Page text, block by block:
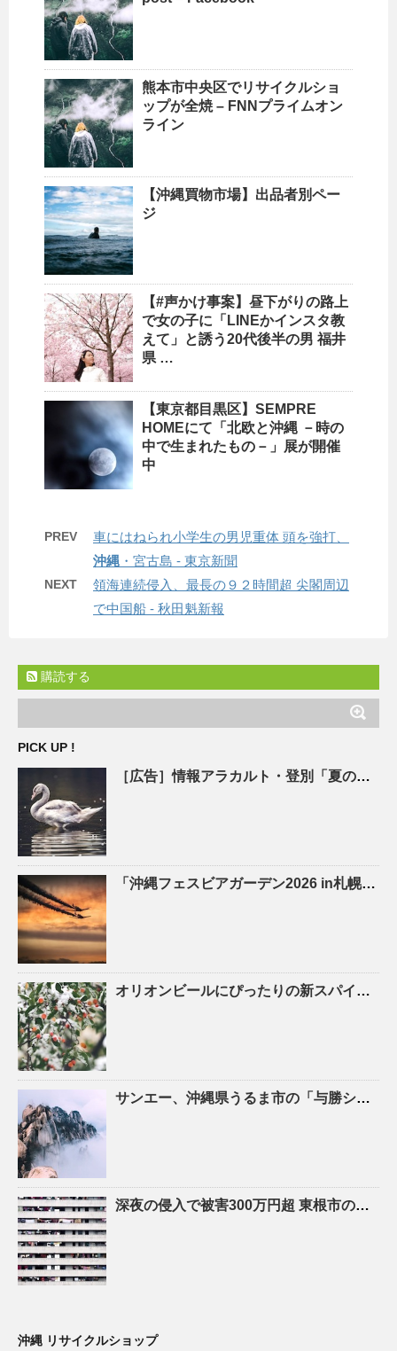
熊本市中央区でリサイクルショ
ップが全焼 – FNNプライムオン
ライン
【沖縄買物市場】出品者別ペー
ジ
【#声かけ事案】昼下がりの路上
で女の子に「LINEかインスタ教
えて」と誘う20代後半の男 福井
県 …
【東京都目黒区】SEMPRE
HOMEにて「北欧と沖縄 －時の
中で生まれたもの－」展が開催
中
PREV
車にはねられ小学生の男児重体 頭を強打、
沖縄 ・宮古島 - 東京新聞
NEXT
領海連続侵入、最長の９２時間超 尖閣周辺
で中国船 - 秋田魁新報
購読する
PICK UP !
［広告］情報アラカルト・登別「夏の生活家電、特価 ひまわりお手伝館 – 47NEWS
「 沖縄フェスビアガーデン2026 in札幌」が8月15日(土)開幕！初日は先着100杯のオリオン生ビール …
オリオンビールにぴったりの新スパイスが登場「アウトドアスパイス ほりにし×Orion 枝豆味」8月 …
サンエー、 沖縄県うるま市の「与勝シティ」でZEB Ready認証を取得 | 流通・小売業界で働く人の …
深夜の侵入で被害300万円超 東根市の
リサ
沖縄 リサイクルショップ